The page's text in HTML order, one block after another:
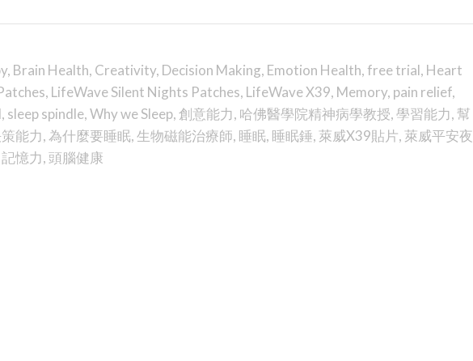
, Brain Health, Creativity, Decision Making, Emotion Health,free trial, Heart
, LifeWave Silent Nights Patches, LifeWave X39, Memory, pain relief,
, sleep spindle,Why we Sleep,創意能力, 哈佛醫學院精神病學教授,學習能力,幫
能力,為什麼要睡眠, 生物磁能治療師, 睡眠, 睡眠錘,萊威X39貼片,萊威平安夜
記憶力,頭腦健康